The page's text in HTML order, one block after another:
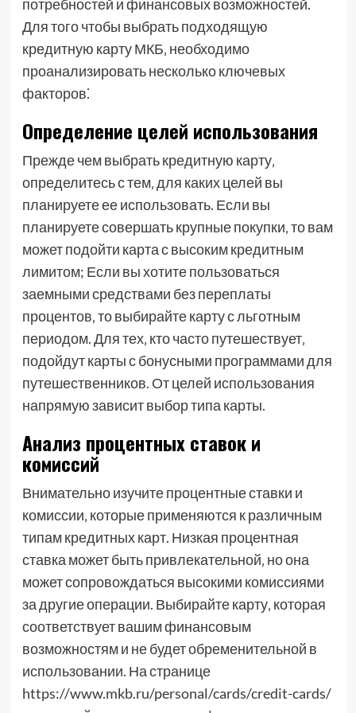
потребностей и финансовых возможностей.
Для того чтобы выбрать подходящую
кредитную карту МКБ‚ необходимо
проанализировать несколько ключевых
факторов⁚
Определение целей использования
Прежде чем выбрать кредитную карту‚
определитесь с тем‚ для каких целей вы
планируете ее использовать. Если вы
планируете совершать крупные покупки‚ то вам
может подойти карта с высоким кредитным
лимитом; Если вы хотите пользоваться
заемными средствами без переплаты
процентов‚ то выбирайте карту с льготным
периодом. Для тех‚ кто часто путешествует‚
подойдут карты с бонусными программами для
путешественников. От целей использования
напрямую зависит выбор типа карты.
Анализ процентных ставок и
комиссий
Внимательно изучите процентные ставки и
комиссии‚ которые применяются к различным
типам кредитных карт. Низкая процентная
ставка может быть привлекательной‚ но она
может сопровождаться высокими комиссиями
за другие операции. Выбирайте карту‚ которая
соответствует вашим финансовым
возможностям и не будет обременительной в
использовании. На странице
https://www.mkb.ru/personal/cards/credit-cards/